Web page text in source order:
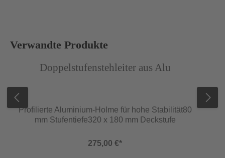
Produktgalerie überspringen
Verwandte Produkte
Doppelstufenstehleiter aus Alu
Profilierte Aluminium-Holme für hohe Stabilität80
mm Stufentiefe320 x 180 mm Deckstufe
275,00 €*